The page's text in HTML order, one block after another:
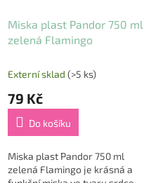
Miska plast Pandor 750 ml
zelená Flamingo
Externí sklad (>5 ks)
79 Kč
Do košíku
Miska plast Pandor 750 ml
zelená Flamingo je krásná a